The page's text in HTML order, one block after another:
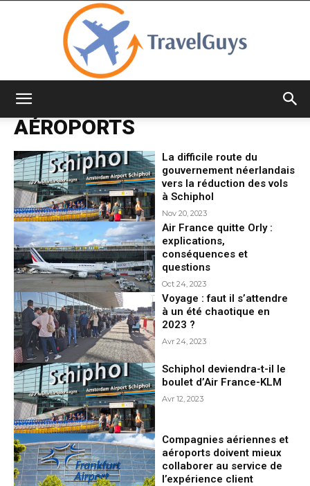
AÉROPORTS
La difficile route du
gouvernement néerlandais
vers la réduction des vols
à Schiphol
Nov 20, 2023
Air France quitte Orly :
explications,
conséquences et
questions
Oct 24, 2023
Voyage : faut il s’attendre
à un été chaotique en
2023 ?
Avr 24, 2023
Schiphol deviendra-t-il le
boulet d’Air France-KLM
Avr 12, 2023
Compagnies aériennes et
aéroports doivent mieux
collaborer au service de
l’expérience client